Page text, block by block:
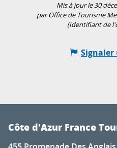
Mis à jour le 30
par Office de Tourisme
(Identifiant de
Côte d'Azur France